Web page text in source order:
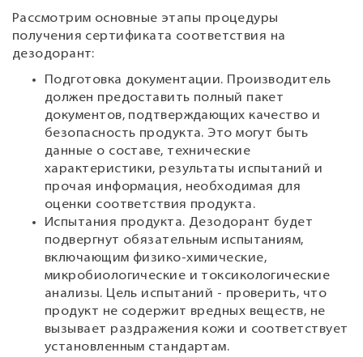
Рассмотрим основные этапы процедуры
получения сертификата соответствия на
дезодорант:
Подготовка документации. Производитель
должен предоставить полный пакет
документов, подтверждающих качество и
безопасность продукта. Это могут быть
данные о составе, технические
характеристики, результаты испытаний и
прочая информация, необходимая для
оценки соответствия продукта.
Испытания продукта. Дезодорант будет
подвергнут обязательным испытаниям,
включающим физико-химические,
микробиологические и токсикологические
анализы. Цель испытаний - проверить, что
продукт не содержит вредных веществ, не
вызывает раздражения кожи и соответствует
установленным стандартам.